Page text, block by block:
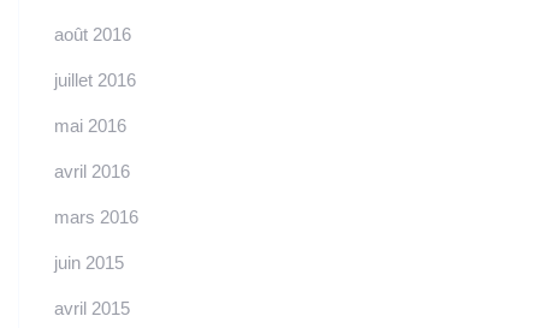
août 2016
juillet 2016
mai 2016
avril 2016
mars 2016
juin 2015
avril 2015